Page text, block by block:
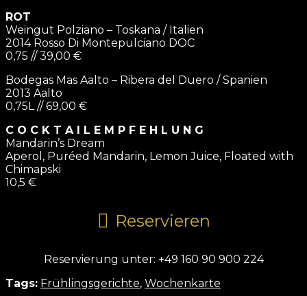
ROT
Weingut Polziano – Toskana / Italien
2014 Rosso Di Montepulciano DOC
0,75 // 39,00 €
Bodegas Mas Aalto – Ribera del Duero / Spanien
2013 Aalto
0,75L // 69,00 €
C O C K T A I L E M P F E H L U N G
Mandarin’s Dream
Aperol, Puréed Mandarin, Lemon Juice, Floated with
Chimapski
10,5 €
Reservieren
Reservierung unter: +49 160 90 900 224
Tags: Frühlingsgerichte, Wochenkarte